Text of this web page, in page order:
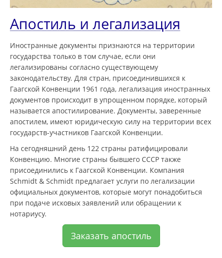
Апостиль и легализация
Иностранные документы признаются на территории
государства только в том случае, если они
легализированы согласно существующему
законодательству. Для стран, присоединившихся к
Гаагской Конвенции 1961 года, легализация иностранных
документов происходит в упрощенном порядке, который
называется апостилирование. Документы, заверенные
апостилем, имеют юридическую силу на территории всех
государств-участников Гаагской Конвенции.
На сегодняшний день 122 страны ратифицировали
Конвенцию. Многие страны бывшего СССР также
присоединились к Гаагской Конвенции. Компания
Schmidt & Schmidt предлагает услуги по легализации
официальных документов, которые могут понадобиться
при подаче исковых заявлений или обращении к
нотариусу.
Заказать апостиль